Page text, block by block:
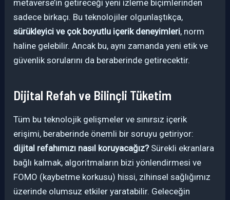
metaverse’in getireceği yeni izleme biçimlerinden
sadece birkaçı. Bu teknolojiler olgunlaştıkça,
sürükleyici ve çok boyutlu içerik deneyimleri, norm
haline gelebilir. Ancak bu, aynı zamanda yeni etik ve
güvenlik sorularını da beraberinde getirecektir.
Dijital Refah ve Bilinçli Tüketim
Tüm bu teknolojik gelişmeler ve sınırsız içerik
erişimi, beraberinde önemli bir soruyu getiriyor:
dijital refahımızı nasıl koruyacağız?Sürekli ekranlara
bağlı kalmak, algoritmaların bizi yönlendirmesi ve
FOMO (kaybetme korkusu) hissi, zihinsel sağlığımız
üzerinde olumsuz etkiler yaratabilir. Geleceğin